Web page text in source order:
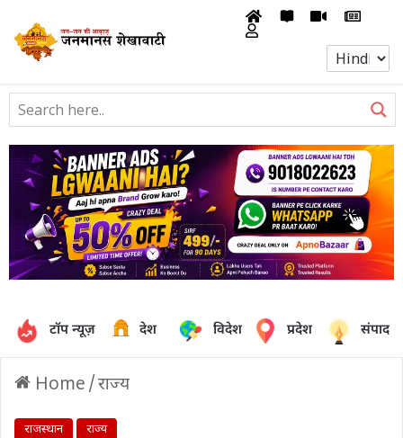
टॉप न्यूज़ देश विदेश प्रदेश
Home /राज्य
राजस्थान राज्य